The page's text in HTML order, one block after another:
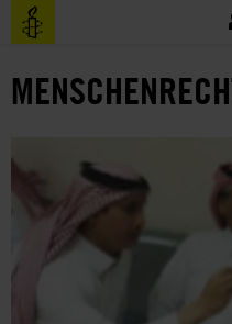
Direkt
zum
Benutzermenü